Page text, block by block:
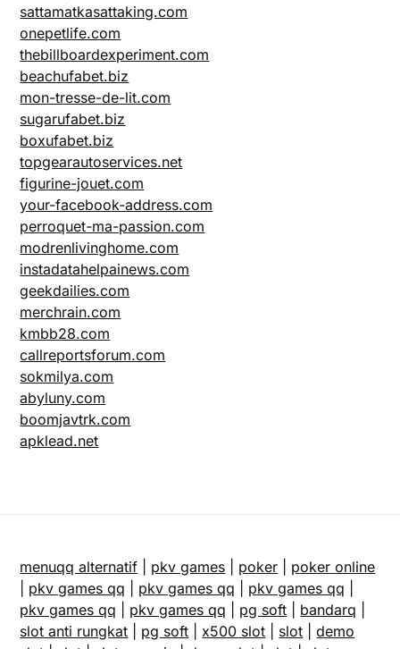
sattamatkasattaking.com
onepetlife.com
thebillboardexperiment.com
beachufabet.biz
mon-tresse-de-lit.com
sugarufabet.biz
boxufabet.biz
topgearautoservices.net
figurine-jouet.com
your-facebook-address.com
perroquet-ma-passion.com
modrenlivinghome.com
instadatahelpainews.com
geekdailies.com
merchrain.com
kmbb28.com
callreportsforum.com
sokmilya.com
abyluny.com
boomjavtrk.com
apklead.net
menuqq alternatif pkv games poker
poker online
pkv games qq pkv games qq pkv games qq
pkv games qq
pkv games qq pg soft bandarq
slot anti rungkat
pg soft x500 slot slot |demo